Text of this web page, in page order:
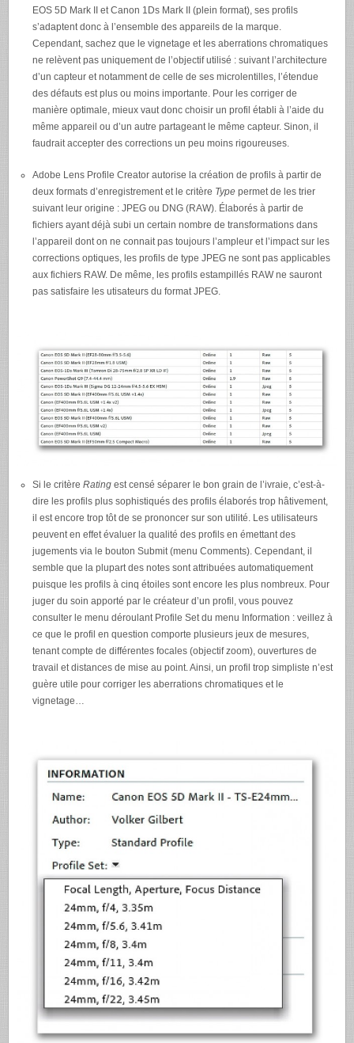
EOS 5D Mark II et Canon 1Ds Mark II (plein format), ses profils
s’adaptent donc à l’ensemble des appareils de la marque.
Cependant, sachez que le vignetage et les aberrations chromatiques
ne relèvent pas uniquement de l’objectif utilisé : suivant l’architecture
d’un capteur et notamment de celle de ses microlentilles, l’étendue
des défauts est plus ou moins importante. Pour les corriger de
manière optimale, mieux vaut donc choisir un profil établi à l’aide du
même appareil ou d’un autre partageant le même capteur. Sinon, il
faudrait accepter des corrections un peu moins rigoureuses.
Adobe Lens Profile Creator autorise la création de profils à partir de
deux formats d’enregistrement et le critère Type permet de les trier
suivant leur origine : JPEG ou DNG (RAW). Élaborés à partir de
fichiers ayant déjà subi un certain nombre de transformations dans
l’appareil dont on ne connait pas toujours l’ampleur et l’impact sur les
corrections optiques, les profils de type JPEG ne sont pas applicables
aux fichiers RAW. De même, les profils estampillés RAWne sauront
pas satisfaire les utisateurs du format JPEG
Si le critère Rating est censé séparer le bon grain de l’ivraie, c’est-à-
dire les profils plus sophistiqués des profils élaborés trop hâtivement,
il est encore trop tôt de se prononcer sur son utilité. Les utilisateurs
peuvent en effet évaluer la qualité des profils en émettant des
jugements via le bouton Submit (menu Comments). Cependant, il
semble que la plupart des notes sont attribuées automatiquement
puisque les profils à cinq étoiles sont encore les plus nombreux. Pour
juger du soin apporté par le créateur d’un profil, vous pouvez
consulter le menu déroulant Profile Set du menu Information : veillez à
ce que le profil en question comporte plusieurs jeux de mesures,
tenant compte de différentes focales (objectif zoom), ouvertures de
travail et distances de mise au point. Ainsi, un profil trop simpliste n’est
guère utile pour corriger les aberrations chromatiques et le
vignetage…